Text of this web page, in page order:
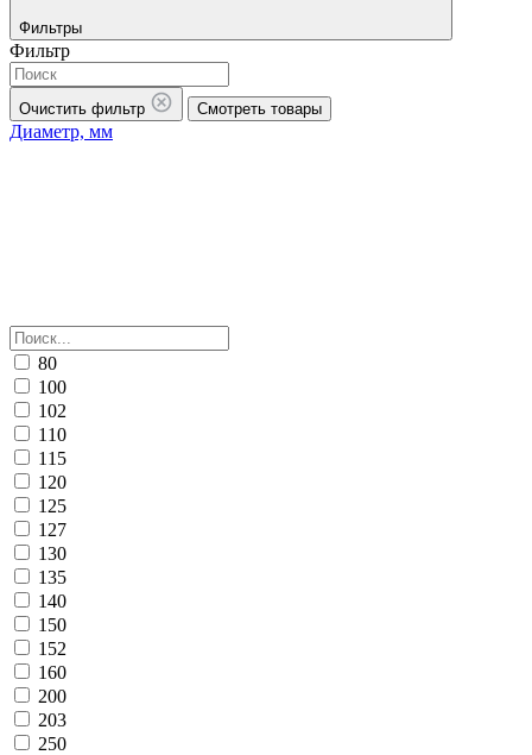
Фильтры
Фильтр
Очистить фильтр Смотреть товары
Диаметр, мм
80
100
102
110
115
120
125
127
130
135
140
150
152
160
200
203
250